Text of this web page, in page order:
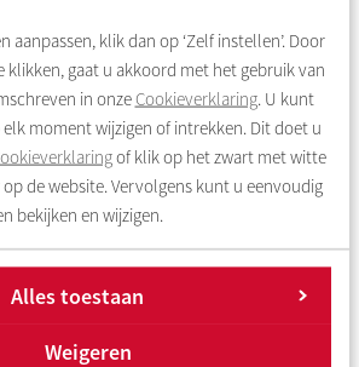
aanpassen, klik dan op ‘Zelf instellen’. Door
klikken, gaat u akkoord met het gebruik van
in onze Cookieverklaring. U kunt
moment wijzigen of intrekken. Dit doet u
of klik op het zwart met witte
de website. Vervolgens kunt u eenvoudig
bekijken en wijzigen.
Alles toestaan
Weigeren
buurt. Ze hebben het er erg naar
zit hier vlakbij, en even verderop zit
kunnen we met de auto heen. Net als
woonden. Met de buren hebben
het was een goede beslissing om te